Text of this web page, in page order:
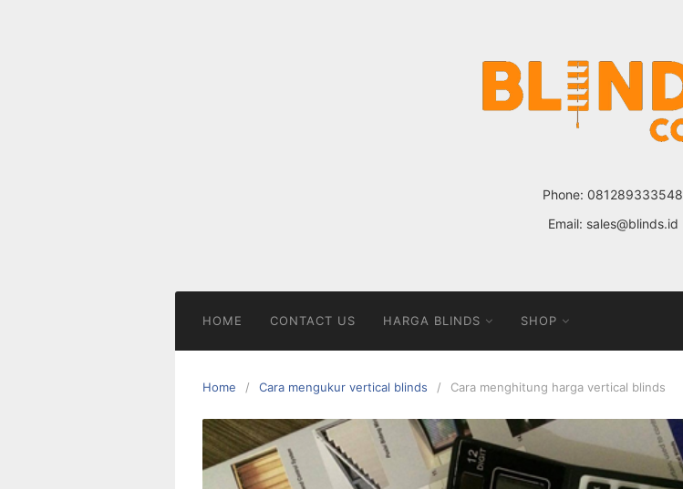
Phone: 081289333548
Email: sales@blinds.id
HOME CONTACT US HARGA BLINDS SHOP
Home Cara mengukur vertical blinds Cara menghitung harga vertical blinds